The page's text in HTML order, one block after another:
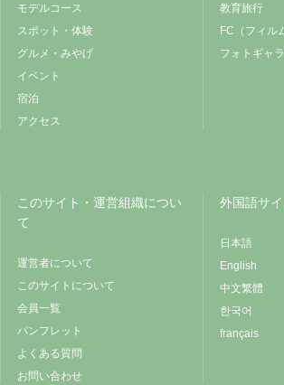
モデルコース
スポット・体験
グルメ・みやげ
イベント
宿泊
アクセス
教育旅行
FC（フィル
フォトギャ
このサイト・運営組織につい
て
運営者について
このサイトについて
会員一覧
パンフレット
よくある質問
お問い合わせ
外国語サイ
日本語
English
中文繁體
한국어
français